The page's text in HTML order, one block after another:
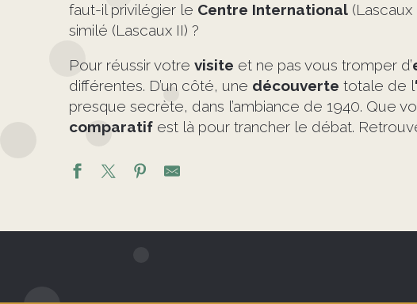
faut-il privilégier le Centre International
similé (Lascaux II) ?
Pour réussir votre visite et ne pas vous tromper d’
différentes. D’un côté, une découverte totale de l
presque secrète, dans l’ambiance de 1940. Que
comparatif est là pour trancher le débat.